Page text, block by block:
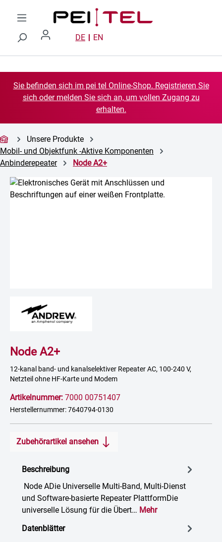
Zum Hauptinhalt springen
DE EN
Sie befinden sich im pei tel Online-Shop. Registrieren Sie
sich oder melden Sie sich an, um vollen Zugang zu
erhalten.
Unsere Produkte
Mobil- und Objektfunk -Aktive Komponenten
Anbinderepeater
Node A2+
Bildergalerie überspringen
Node A2+
12-kanal band- und kanalselektiver Repeater AC, 100-240 V,
Netzteil ohne HF-Karte und Modem
Artikelnummer: 7000 00751407
Herstellernummer: 7640794-0130
Zubehörartikel ansehen
Beschreibung
Node ADie Universelle Multi-Band, Multi-Dienst
und Software-basierte Repeater PlattformDie
universelle Lösung für die Übert… Mehr
Datenblätter